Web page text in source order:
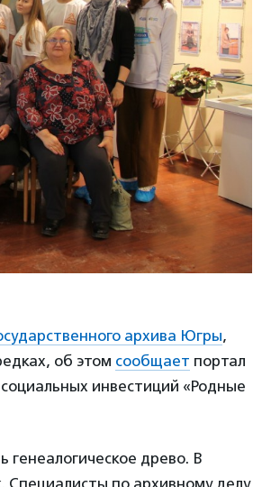
архива Югры,
об этом сообщает портал
инвестиций «Родные
генеалогическое древо. В